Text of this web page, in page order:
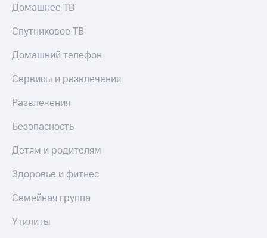
Домашнее ТВ
Спутниковое ТВ
Домашний телефон
Сервисы и развлечения
Развлечения
Безопасность
Детям и родителям
Здоровье и фитнес
Семейная группа
Утилиты